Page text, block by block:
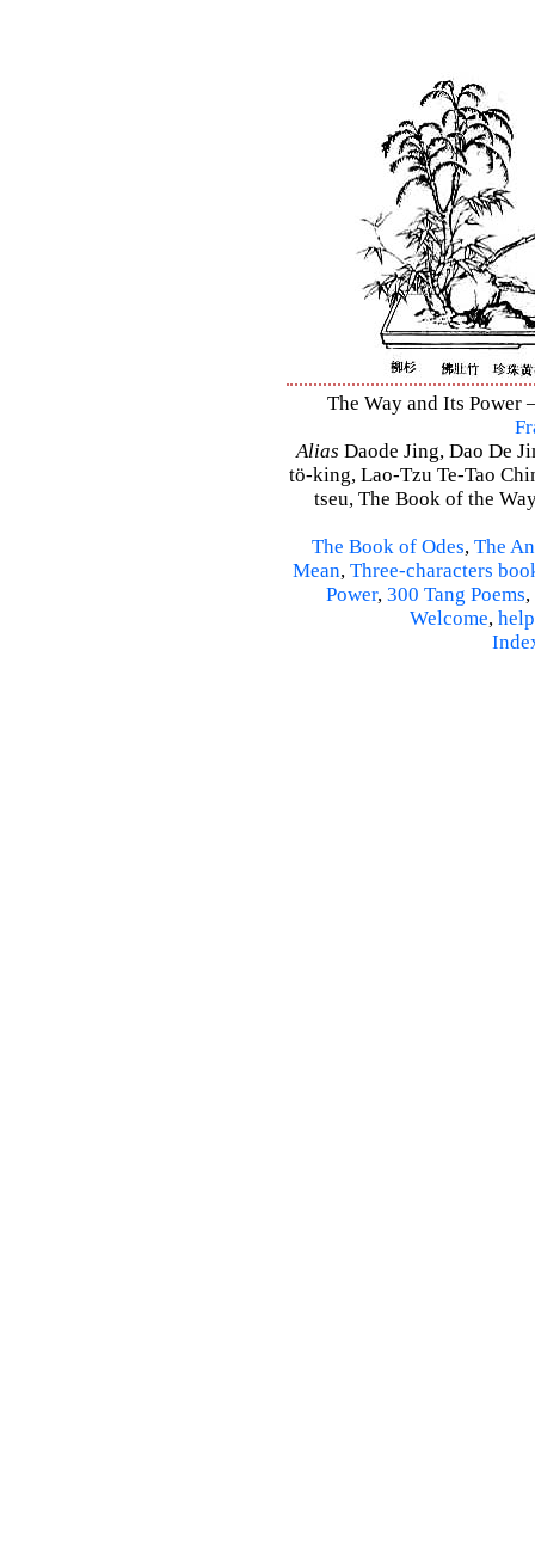
The Way and Its Power
Alias Daode Jing, Dao De
tö-king, Lao-Tzu Te-Tao
tseu, The Book of the
The Book of Odes, The
Mean, Three-characters
Power, 300 Tang Poems,
Welcome, help